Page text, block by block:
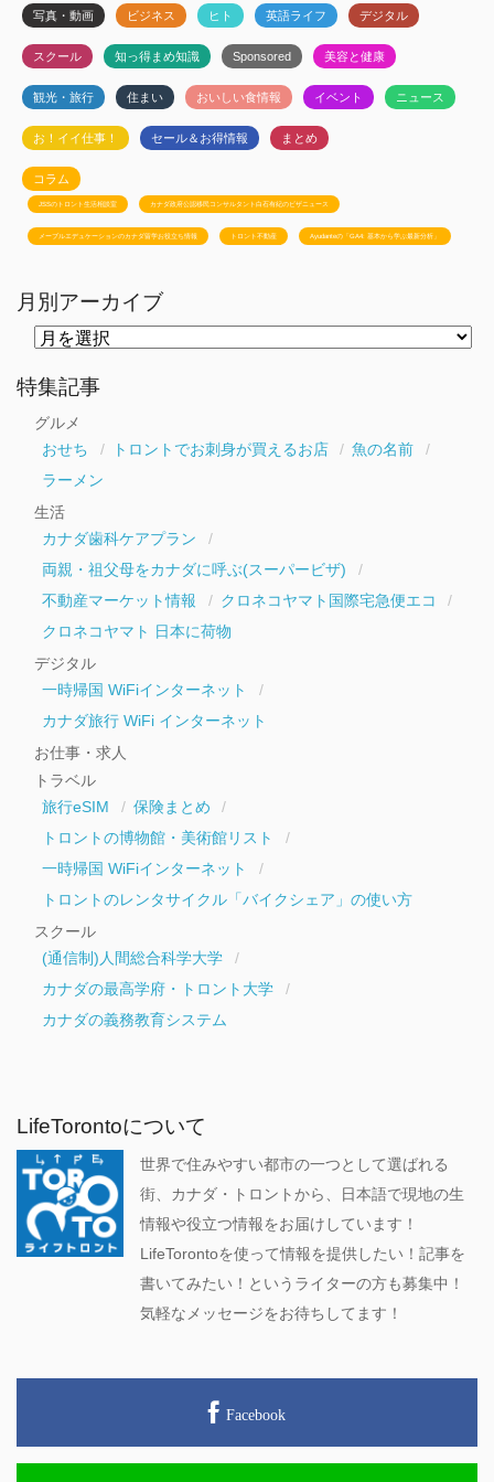
写真・動画 ビジネス ヒト 英語ライフ デジタル
スクール 知っ得まめ知識 Sponsored 美容と健康
観光・旅行 住まい おいしい食情報 イベント ニュース
お！イイ仕事！ セール＆お得情報 まとめ
コラム
JSSのトロント生活相談室 カナダ政府公認移民コンサルタント白石有紀のビザニュース
メープルエデュケーションのカナダ留学お役立ち情報 トロント不動産 Ayudanteの「GA4: 基本から学ぶ最新分析」
月別アーカイブ
ー
カ
特集記事
グルメ
おせち
トロントでお刺身が買えるお店
魚の名前
ラーメン
生活
カナダ歯科ケアプラン
両親・祖父母をカナダに呼ぶ(スーパービザ)
不動産マーケット情報
クロネコヤマト国際宅急便エコ
クロネコヤマト 日本に荷物
デジタル
一時帰国 WiFiインターネット
カナダ旅行 WiFi インターネット
お仕事・求人
トラベル
旅行eSIM
保険まとめ
トロントの博物館・美術館リスト
一時帰国 WiFiインターネット
トロントのレンタサイクル「バイクシェア」の使い方
スクール
(通信制)人間総合科学大学
カナダの最高学府・トロント大学
カナダの義務教育システム
LifeTorontoについて
世界で住みやすい都市の一つとして選ばれる
街、カナダ・トロントから、日本語で現地の生
情報や役立つ情報をお届けしています！
LifeTorontoを使って情報を提供したい！記事を
書いてみたい！というライターの方も募集中！
気軽なメッセージをお待ちしてます！
Facebook